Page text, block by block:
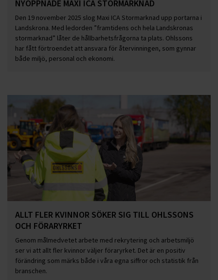
NYÖPPNADE MAXI ICA STORMARKNAD
Den 19 november 2025 slog Maxi ICA Stormarknad upp portarna i
Landskrona. Med ledorden ”framtidens och hela Landskronas
stormarknad” låter de hållbarhetsfrågorna ta plats. Ohlssons
har fått förtroendet att ansvara för återvinningen, som gynnar
både miljö, personal och ekonomi.
ALLT FLER KVINNOR SÖKER SIG TILL OHLSSONS
OCH FÖRARYRKET
Genom målmedvetet arbete med rekrytering och arbetsmiljö
ser vi att allt fler kvinnor väljer föraryrket. Det är en positiv
förändring som märks både i våra egna siffror och statistik från
branschen.